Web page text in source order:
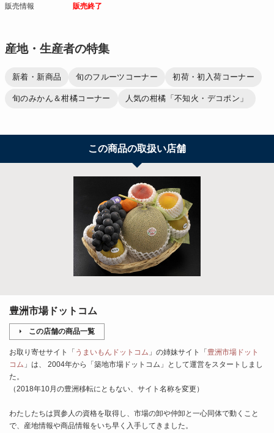
販売情報 販売終了
産地・生産者の特集
新着・新商品 旬のフルーツコーナー 初荷・初入荷コーナー
旬のみかん＆柑橘コーナー 人気の柑橘「不知火・デコポン」
この商品の取扱い店舗
豊洲市場ドットコム
この店舗の商品一覧
お取り寄せサイト「 うまいもんドットコム 」の姉妹サイト「 豊洲市場ドット
コム 」は、 2004年から「築地市場ドットコム」として運営をスタートしまし
た。
（2018年10月の豊洲移転にともない、サイト名称を変更）
わたしたちは買参人の資格を取得し、市場の卸や仲卸と一心同体で動くこと
で、産地情報や商品情報をいち早く入手してきました。